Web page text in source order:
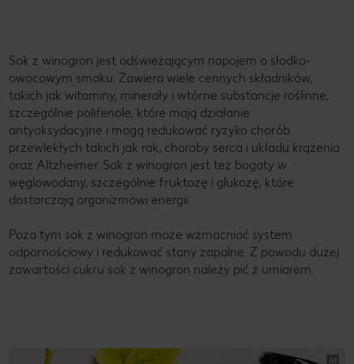
Sok z winogron jest odświeżającym napojem o słodko-
owocowym smaku. Zawiera wiele cennych składników,
takich jak witaminy, minerały i wtórne substancje roślinne,
szczególnie polifenole, które mają działanie
antyoksydacyjne i mogą redukować ryzyko chorób
przewlekłych takich jak rak, choroby serca i układu krążenia
oraz Altzheimer. Sok z winogron jest też bogaty w
węglowodany, szczególnie fruktozę i glukozę, które
dostarczają organizmowi energii.
Poza tym sok z winogron może wzmacniać system
odpornościowy i redukować stany zapalne. Z powodu dużej
zawartości cukru sok z winogron należy pić z umiarem.